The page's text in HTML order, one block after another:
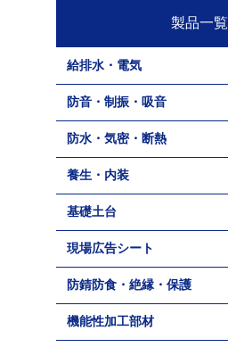
製品一覧
給排水・電気
防音・制振・吸音
防水・気密・断熱
養生・内装
基礎土台
現場広告シート
防錆防食・絶縁・保護
機能性加工部材